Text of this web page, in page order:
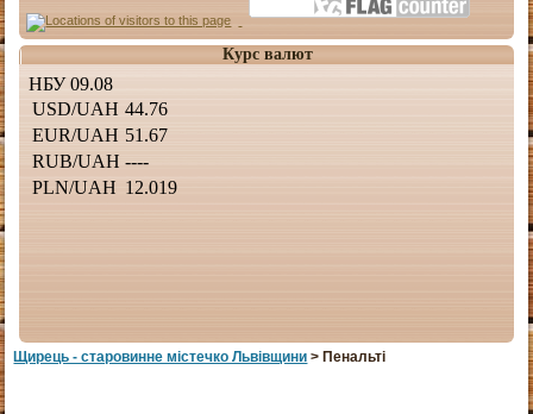
Курс валют
Щирець - старовинне мiстечко Львiвщини > Пенальті